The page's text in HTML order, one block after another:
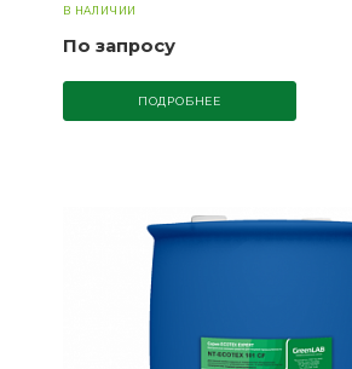
В НАЛИЧИИ
По запросу
ПОДРОБНЕЕ